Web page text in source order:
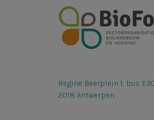
Regine Beerplein 1, bus
2018 Antwerpen